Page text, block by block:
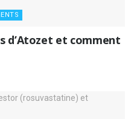
d’Atozet et comment